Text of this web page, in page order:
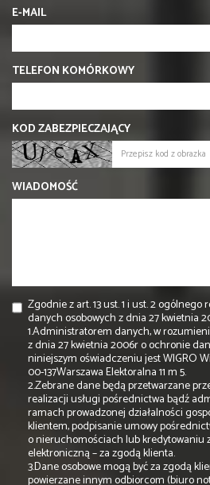
E-MAIL
TELEFON KOMÓRKOWY
KOD ZABEZPIECZAJĄCY
WIADOMOŚĆ
Zgodnie z art. 13 ust. 1 i ust. 2
danych osobowych z dnia 27 kwietnia
1.Administratorem danych, w
z dnia 27 kwietnia 2006r o ochronie
niniejszym oświadczeniu jest WIGRO
00-137Warszawa Elektoralna 11 m 5.
2.Zebrane dane będą przetwarzane
realizacji usługi pośrednictwa bądź
ramach prowadzonej działalności
klientem, podpisanie umowy
o nieruchomościach lub
elektroniczną – za zgodą klienta.
3.Dane osobowe mogą być za zgodą
powierzane innym odbiorcom (biuro